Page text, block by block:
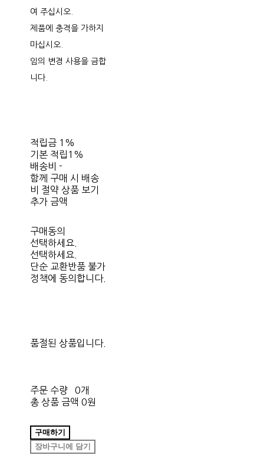
여 주십시오.
제품에 충격을 가하지
마십시오.
임의 변경 사용을 금합
니다.
적립금 1%
기본 적립 1%
배송비-
함께 구매 시 배송
비 절약 상품 보기
추가 금액
구매동의
선택하세요.
선택하세요.
단순 교환반품 불가
정책에 동의합니다.
품절된 상품입니다.
주문 수량
0개
총 상품 금액 0원
구매하기
장바구니에 담기